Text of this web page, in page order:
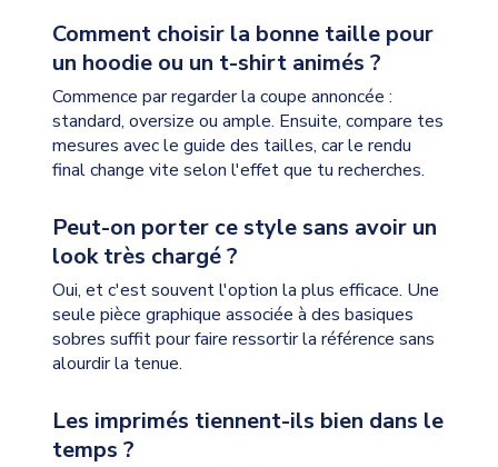
Comment choisir la bonne taille pour
un hoodie ou un t-shirt animés ?
Commence par regarder la coupe annoncée :
standard, oversize ou ample. Ensuite, compare tes
mesures avec le guide des tailles, car le rendu
final change vite selon l'effet que tu recherches.
Peut-on porter ce style sans avoir un
look très chargé ?
Oui, et c'est souvent l'option la plus efficace. Une
seule pièce graphique associée à des basiques
sobres suffit pour faire ressortir la référence sans
alourdir la tenue.
Les imprimés tiennent-ils bien dans le
temps ?